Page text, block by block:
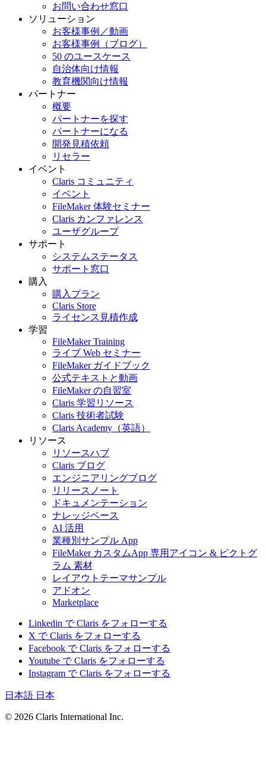
お問い合わせ窓口
ソリューション
お客様事例／動画
お客様事例（ブログ）
50 のユースケース
自治体向け情報
教育機関向け情報
パートナー
概要
パートナーを探す
パートナーになる
開発見積依頼
リセラー
イベント
Claris コミュニティ
イベント
FileMaker 体験セミナー
Claris カンファレンス
ユーザグループ
サポート
システムステータス
サポート窓口
購入
購入プラン
Claris Store
ライセンス見積作成
学習
FileMaker Training
ライブ Web セミナー
FileMaker ガイドブック
公式テキストと動画
FileMaker の自習室
Claris 学習リソース
Claris 技術者試験
Claris Academy（英語）
リソース
リソースハブ
Claris ブログ
エンジニアリングブログ
リリースノート
ドキュメンテーション
ナレッジベース
AI 活用
業種別サンプル App
FileMaker カスタムApp 専用アイコン & ピクトグ
ラム 素材
レイアウトテーマサンプル
アドオン
Marketplace
Linkedin で Claris をフォローする
X で Claris をフォローする
Facebook で Claris をフォローする
Youtube で Claris をフォローする
Instagram で Claris をフォローする
日本語 日本
© 2026 Claris International Inc.